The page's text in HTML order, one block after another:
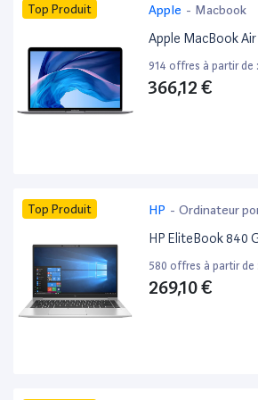
Top Produit Apple - Macbook
Apple MacBook Air
914 offres à partir de :
366,12 €
Top Produit HP - Ordinateur
HP EliteBook 840
580 offres à partir de :
269,10 €